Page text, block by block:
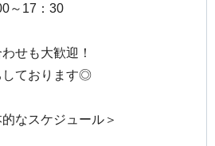
～17：30
せも大歓迎！
しております◎
なスケジュール＞